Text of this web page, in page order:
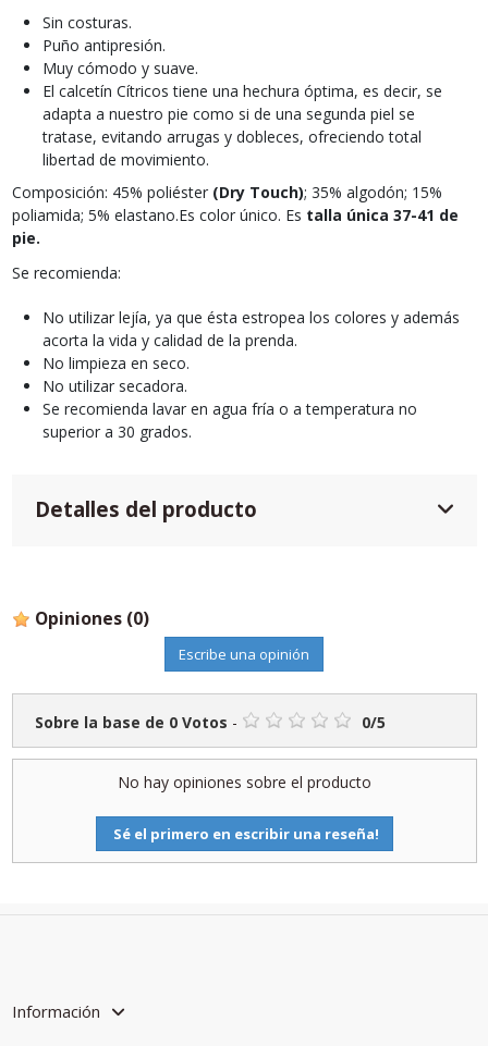
Sin costuras.
Puño antipresión.
Muy cómodo y suave.
El calcetín Cítricos tiene una hechura óptima, es decir, se
adapta a nuestro pie como si de una segunda piel se
tratase, evitando arrugas y dobleces, ofreciendo total
libertad de movimiento.
Composición: 45% poliéster (Dry Touch); 35% algodón; 15%
poliamida; 5% elastano.Es color único. Es talla única 37-41 de
pie.
Se recomienda:
No utilizar lejía, ya que ésta estropea los colores y además
acorta la vida y calidad de la prenda.
No limpieza en seco.
No utilizar secadora.
Se recomienda lavar en agua fría o a temperatura no
superior a 30 grados.
Detalles del producto
Opiniones (0)
Escribe una opinión
Sobre la base de 0Votos - 0/5
No hay opiniones sobre el producto
Sé el primero en escribir una reseña!
Información